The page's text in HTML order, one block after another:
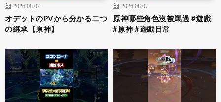
2026.08.07
オデットのPVから分かる二つ
の継承【原神】
2026.08.07
原神哪些角色沒被罵過 #遊戲
#原神 #遊戲日常